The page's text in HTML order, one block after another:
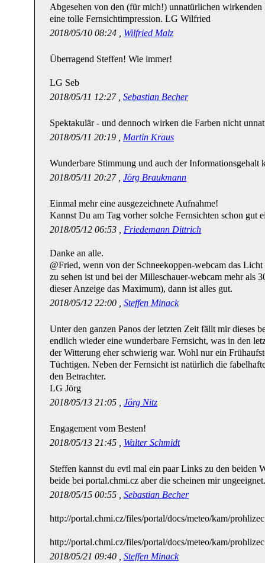
Abgesehen von den (für mich!) unnatürlichen wirkenden
eine tolle Fernsichtimpression. LG Wilfried
2018/05/10 08:24 , Wilfried Malz
Überragend Steffen! Wie immer!
LG Seb
2018/05/11 12:27 , Sebastian Becher
Spektakulär - und dennoch wirken die Farben nicht
2018/05/11 20:19 , Martin Kraus
Wunderbare Stimmung und auch der Informationsgehalt
2018/05/11 20:27 , Jörg Braukmann
Einmal mehr eine ausgezeichnete Aufnahme!
Kannst Du am Tag vorher solche Fernsichten schon gut
2018/05/12 06:53 , Friedemann Dittrich
Danke an alle.
@Fried, wenn von der Schneekoppen-webcam das
zu sehen ist und bei der Milleschauer-webcam mehr als
dieser Anzeige das Maximum), dann ist alles gut.
2018/05/12 22:00 , Steffen Minack
Unter den ganzen Panos der letzten Zeit fällt mir dieses
endlich wieder eine wunderbare Fernsicht, was in den
der Witterung eher schwierig war. Wohl nur ein
Tüchtigen. Neben der Fernsicht ist natürlich die
den Betrachter.
LG Jörg
2018/05/13 21:05 , Jörg Nitz
Engagement vom Besten!
2018/05/13 21:45 , Walter Schmidt
Steffen kannst du evtl mal ein paar Links zu den beiden
beide bei portal.chmi.cz aber die scheinen mir
2018/05/15 00:55 , Sebastian Becher
http://portal.chmi.cz/files/portal/docs/meteo/kam/
http://portal.chmi.cz/files/portal/docs/meteo/kam/
2018/05/21 09:40 , Steffen Minack